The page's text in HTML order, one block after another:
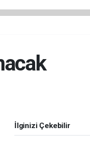
İlginizi Çekebilir